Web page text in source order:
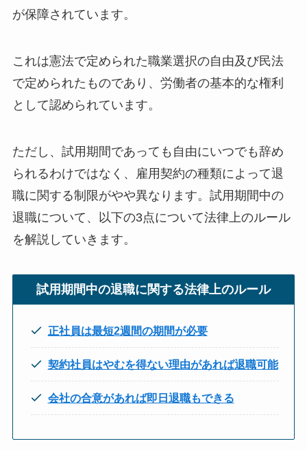
が保障されています。
これは憲法で定められた職業選択の自由及び民法
で定められたものであり、労働者の基本的な権利
として認められています。
ただし、試用期間であっても自由にいつでも辞め
られるわけではなく、雇用契約の種類によって退
職に関する制限がやや異なります。試用期間中の
退職について、以下の3点について法律上のルール
を解説していきます。
試用期間中の退職に関する法律上のルール
正社員は最短2週間の期間が必要
契約社員はやむを得ない理由があれば退職可能
会社の合意があれば即日退職もできる